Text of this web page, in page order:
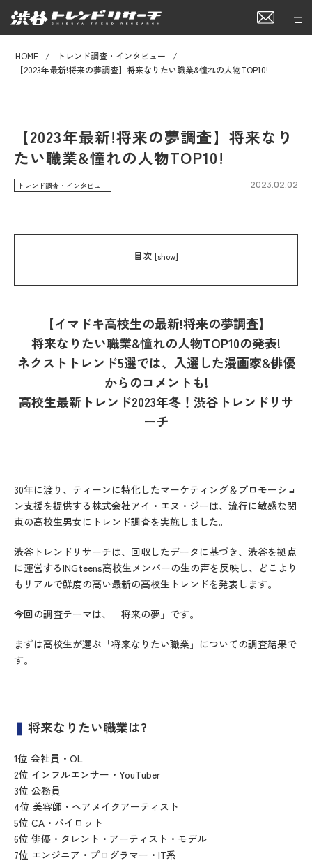
HOME
トレンド調査・インタビュー
【2023年最新!将来の夢調査】将来なりたい職業&憧れの人物TOP10!
【2023年最新!将来の夢調査】将来なり
たい職業&憧れの人物TOP10!
トレンド調査・インタビュー 2023.02.02
目次 [show]
【イマドキ高校生の最新!将来の夢調査】
将来なりたい職業&憧れの人物TOP10の発表!
ネクストトレンド5選では、入選した漫画家&俳優
からのコメントも!
高校生最新トレンド2023年冬！渋谷トレンドリサ
ーチ
30年に渡り、ティーンに特化したマーケティング＆プロモーショ
ン支援を提供する株式会社アイ・エヌ・ジーは、流行に敏感な関
東の高校生男女にトレンド調査を実施しました。
渋谷トレンドリサーチは、回収したデータに基づき、渋谷を拠点
に運営するINGteens高校生メンバーの生の声を反映し、どこより
もリアルで鮮度の高い最新の高校生トレンドを発表します。
今回の調査テーマは、「将来の夢」です。
まずは高校生が選ぶ「将来なりたい職業」についての調査結果で
す。
❚ 将来なりたい職業は?
1位 会社員・OL
2位 インフルエンサー・YouTuber
3位 公務員
4位 美容師・ヘアメイクアーティスト
5位 CA・パイロット
6位 俳優・タレント・アーティスト・モデル
7位 エンジニア・プログラマー・IT系